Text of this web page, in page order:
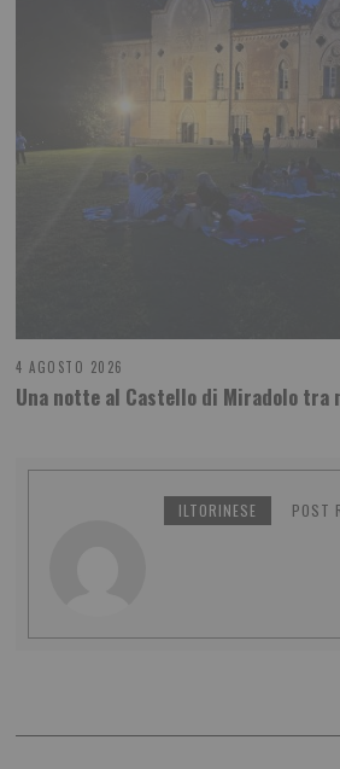
4 AGOSTO 2026
Una notte al Castello di Miradolo tra
ILTORINESE POST